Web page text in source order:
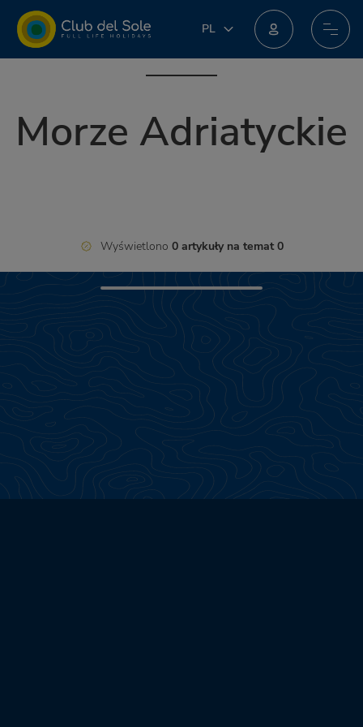
PL
FR
NL
Morze Adriatyckie
Wyświetlono 0 artykuły na temat 0
Continua a esplorare